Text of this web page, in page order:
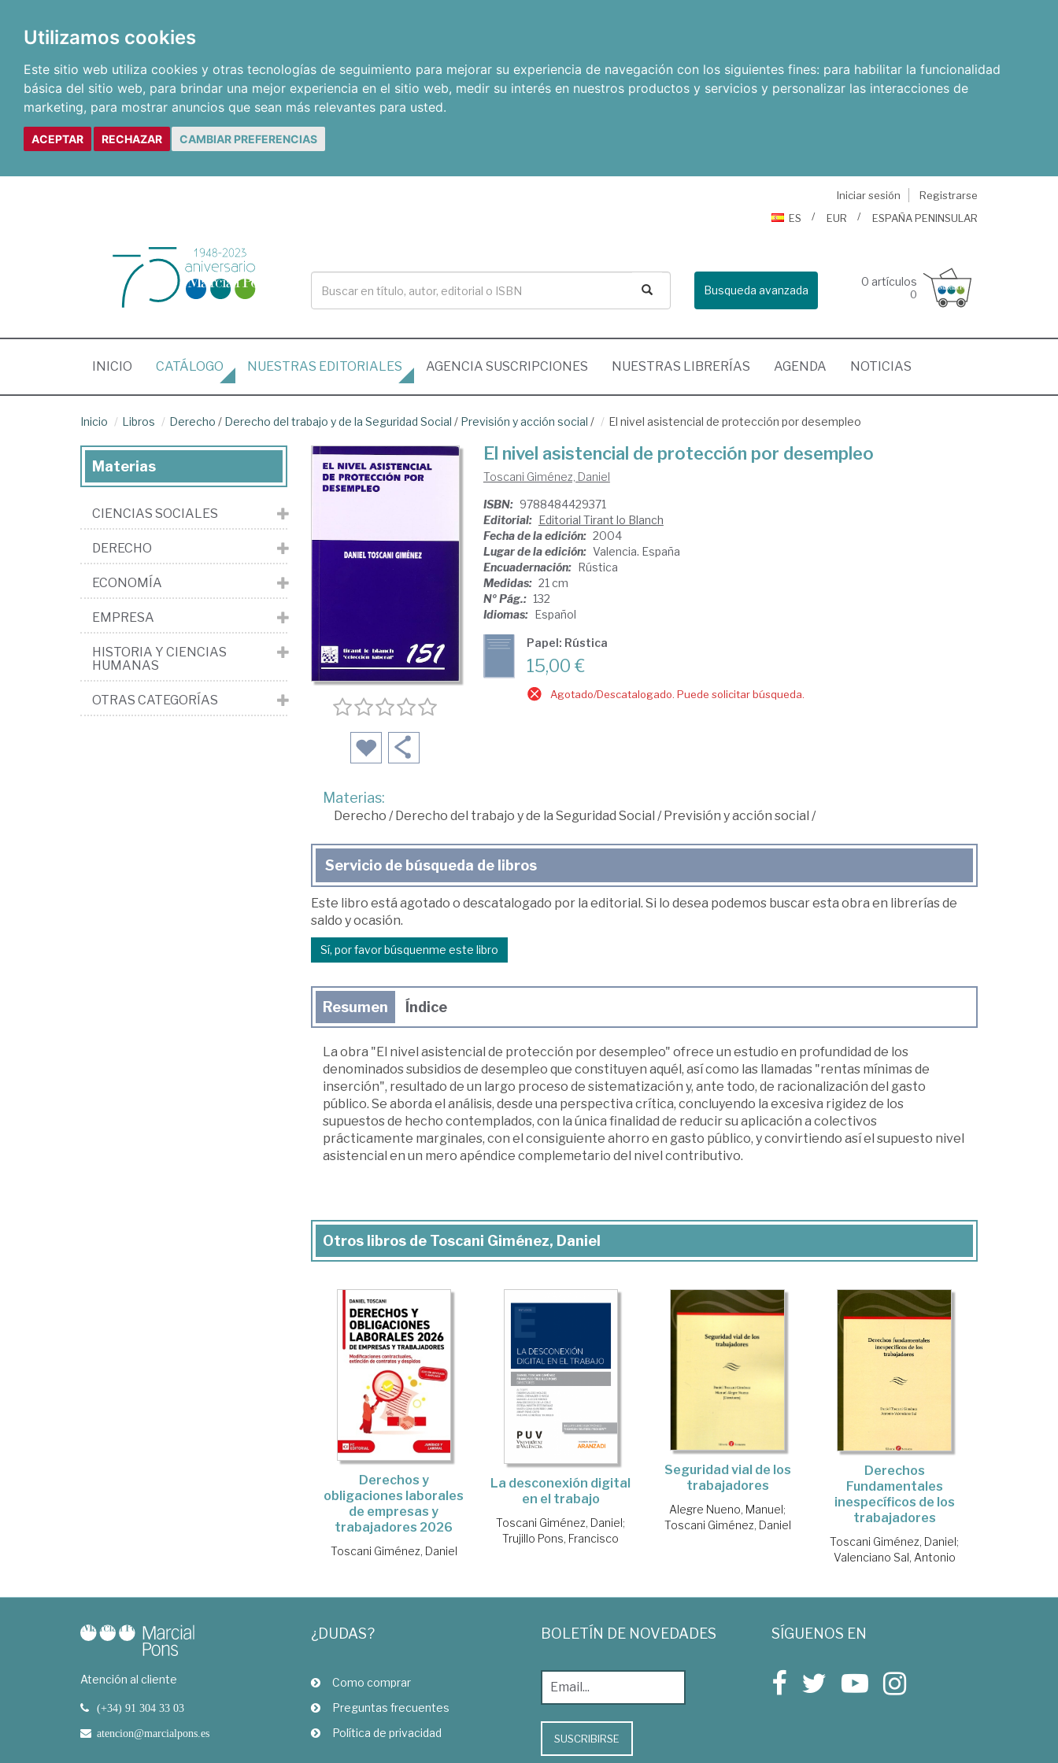
Utilizamos cookies
Este sitio web utiliza cookies y otras tecnologías de seguimiento para mejorar su experiencia de navegación con los siguientes fines: para habilitar la funcionalidad
básica del sitio web, para brindar una mejor experiencia en el sitio web, medir su interés en nuestros productos y servicios y personalizar las interacciones de
marketing, para mostrar anuncios que sean más relevantes para usted.
ACEPTAR RECHAZAR CAMBIAR PREFERENCIAS
Iniciar sesión
Registrarse
ES
EUR ESPAÑA PENINSULAR
Busqueda avanzada
0 artículos
0
INICIO (CURRENT)
CATÁLOGO NUESTRAS EDITORIALES AGENCIA SUSCRIPCIONES NUESTRAS LIBRERÍAS AGENDA NOTICIAS
Inicio Libros Derecho / Derecho del trabajo y de la Seguridad Social / Previsión y acción social / El nivel asistencial de protección por desempleo
El nivel asistencial de protección por desempleo
Toscani Giménez, Daniel
ISBN: 9788484429371
Editorial: Editorial Tirant lo Blanch
Fecha de la edición: 2004
Lugar de la edición: Valencia. España
Encuadernación: Rústica
Medidas: 21 cm
Nº Pág.: 132
Idiomas: Español
Papel: Rústica
15,00 €
Agotado/Descatalogado. Puede solicitar búsqueda.
Materias:
Derecho / Derecho del trabajo y de la Seguridad Social / Previsión y acción social /
Servicio de búsqueda de libros
Este libro está agotado o descatalogado por la editorial. Si lo desea podemos buscar esta obra en librerías de
saldo y ocasión.
Sí, por favor búsquenme este libro
Resumen Índice
La obra "El nivel asistencial de protección por desempleo" ofrece un estudio en profundidad de los
denominados subsidios de desempleo que constituyen aquél, así como las llamadas "rentas mínimas de
inserción", resultado de un largo proceso de sistematización y, ante todo, de racionalización del gasto
público. Se aborda el análisis, desde una perspectiva crítica, concluyendo la excesiva rigidez de los
supuestos de hecho contemplados, con la única finalidad de reducir su aplicación a colectivos
prácticamente marginales, con el consiguiente ahorro en gasto público, y convirtiendo así el supuesto nivel
asistencial en un mero apéndice complemetario del nivel contributivo.
Otros libros de Toscani Giménez, Daniel
Derechos y
obligaciones laborales
de empresas y
trabajadores 2026
Toscani Giménez, Daniel
La desconexión digital
en el trabajo
Toscani Giménez, Daniel;
Trujillo Pons, Francisco
Seguridad vial de los
trabajadores
Alegre Nueno, Manuel;
Toscani Giménez, Daniel
Derechos
Fundamentales
inespecíficos de los
trabajadores
Toscani Giménez, Daniel;
Valenciano Sal, Antonio
Materias
CIENCIAS SOCIALES
DERECHO
ECONOMÍA
EMPRESA
HISTORIA Y CIENCIAS
HUMANAS
OTRAS CATEGORÍAS
Atención al cliente
(+34) 91 304 33 03
atencion@marcialpons.es
¿DUDAS?
Como comprar
Preguntas frecuentes
Política de privacidad
BOLETÍN DE NOVEDADES
SUSCRIBIRSE
SÍGUENOS EN